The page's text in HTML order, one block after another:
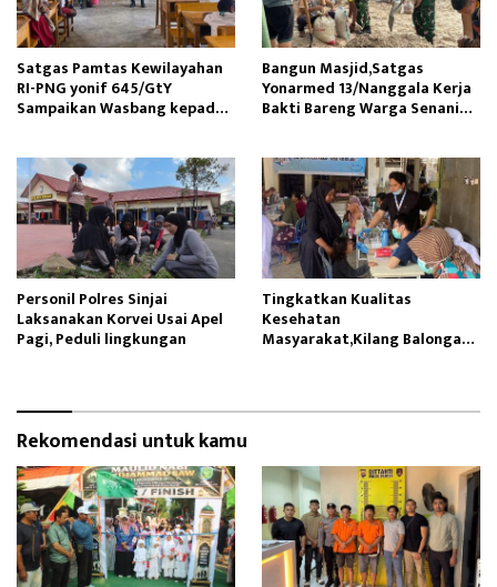
Satgas Pamtas Kewilayahan
RI-PNG yonif 645/GtY
Sampaikan Wasbang kepada
Bangun Masjid,Satgas
Yonarmed 13/Nanggala Kerja
Bakti Bareng Warga Senaning
Personil Polres Sinjai
Laksanakan Korvei Usai Apel
Pagi, Peduli lingkungan
Tingkatkan Kualitas
Kesehatan
Masyarakat,Kilang Balongan
Rekomendasi untuk kamu